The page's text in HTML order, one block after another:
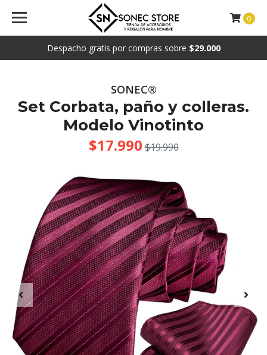
Despacho gratis por compras sobre $29.000
0
SONEC®
Set Corbata, paño y colleras.
Modelo Vinotinto
$17.990 $19.990